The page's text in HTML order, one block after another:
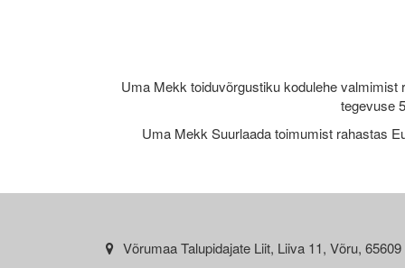
Uma Mekk toiduvõrgustiku kodulehe valmimist
tegevuse
Uma Mekk Suurlaada toimumist rahastas
Võrumaa Talupidajate Liit, Liiva 11, Võru, 65609